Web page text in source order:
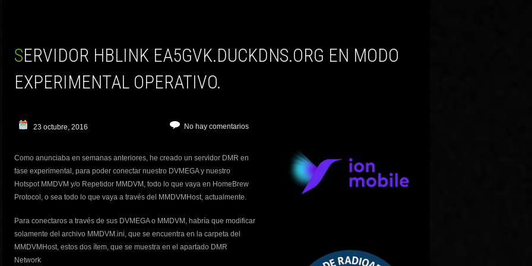
SERVIDOR HBLINK EA5GVK.DUCKDNS.ORG EN MODO
EXPERIMENTAL OPERATIVO.
23 octubre, 2016 No hay comentarios
Como anunciaba en semanas anteriores, he creado un servidor DMR en
fase experimental, para poder conectar nuestro DVMEGA y nuestro
Hotspot MMDVM y/o Repetidor MMDVM, todo lo que vaya en HomeBrew
Protocol, o sea todo lo que vaya a través del MMDVMHost, actualmente.
Para conectaros a través de sus DVMEGA o MMDVM, habría que modificar
solamente del archivo MMDVM.ini, que se encuentra en la carpeta del
MMDVMHost, estos dos ítem, que se muestra en el apartado DMR
Network